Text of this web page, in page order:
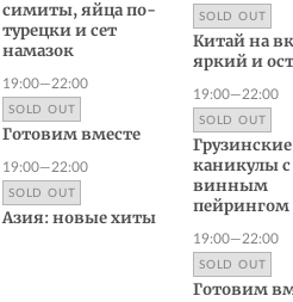
симиты, яйца по-
турецки и сет
намазок
19:00—22:00
SOLD OUT
Готовим вместе
19:00—22:00
SOLD OUT
Азия: новые хиты
SOLD OUT
Китай на
яркий и
19:00—22:00
SOLD OUT
Грузинские
каникулы с
винным
пейрингом
19:00—22:00
SOLD OUT
Готовим